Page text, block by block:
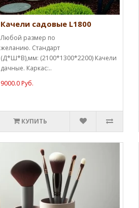
Качели садовые L1800
Любой размер по
желанию. Стандарт
(Д*Ш*В),мм: (2100*1300*2200) Качели
дачные. Каркас:..
9000.0 Руб.
КУПИТЬ